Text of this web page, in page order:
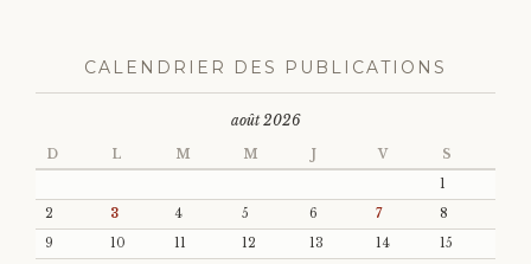
CALENDRIER DES PUBLICATIONS
août 2026
D L M M V S
1
2
3 4 5 6 7
8
9
10 11 12 13 14
15